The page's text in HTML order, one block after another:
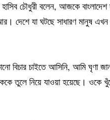
চৌধুরী বলেন, আজকে
যা ঘটছে সাধারণ মানুষ এখন
বিচার চাইতে আসিনি, আমি ঘৃণা
তুলে নিয়ে যাওয়া হয়েছে।